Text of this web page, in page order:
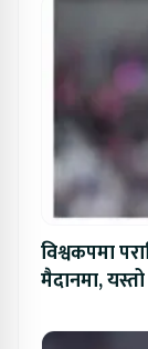
विश्वकपमा
मैदानमा,